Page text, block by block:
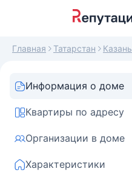
Главная Татарстан Казань
Информация о доме
Квартиры по адресу
Организации в доме
Характеристики